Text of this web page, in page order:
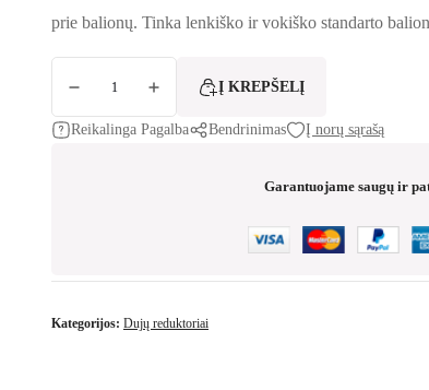
prie balionų. Tinka lenkiško ir vokiško standarto
Į KREPŠELĮ
Reikalinga Pagalba Bendrinimas Į norų sąrašą
Garantuojame saugų ir
Kategorijos: Dujų reduktoriai